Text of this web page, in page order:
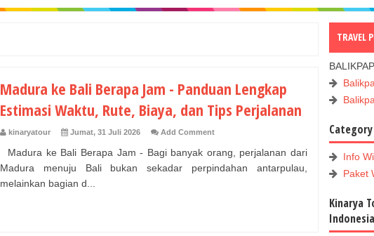
Madura ke Bali Berapa Jam - Panduan Lengkap
Estimasi Waktu, Rute, Biaya, dan Tips Perjalanan
kinaryatour Jumat, 31 Juli 2026 Add Comment
Madura ke Bali Berapa Jam - Bagi banyak orang, perjalanan dari
Madura menuju Bali bukan sekadar perpindahan antarpulau,
melainkan bagian d...
TRAVEL
Category
Info
Paket
Kinarya
Indonesia